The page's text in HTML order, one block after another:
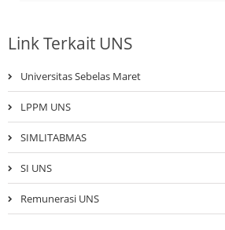
Link Terkait UNS
Universitas Sebelas Maret
LPPM UNS
SIMLITABMAS
SI UNS
Remunerasi UNS